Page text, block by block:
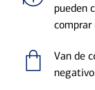
pueden
comprar
Van de